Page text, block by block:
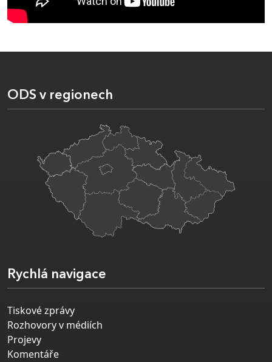
ODS v regionech
Rychlá navigace
Tiskové zprávy
Rozhovory v médiích
Projevy
Komentáře